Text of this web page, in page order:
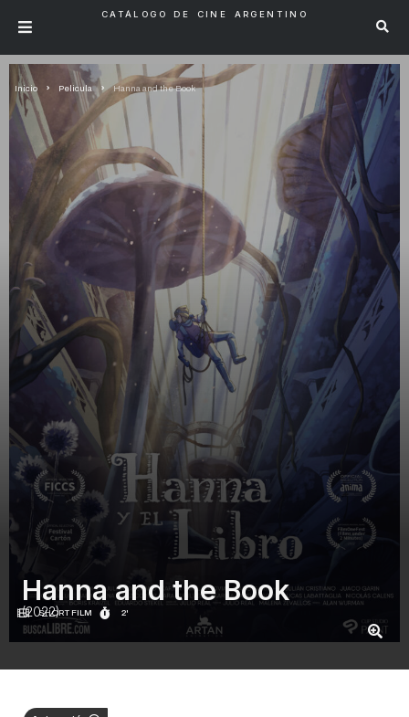
CATÁLOGO DE CINE ARGENTINO
Inicio Pelicula Hanna and the Book
SHORT FILM 2'
Hanna and the Book
(2022)